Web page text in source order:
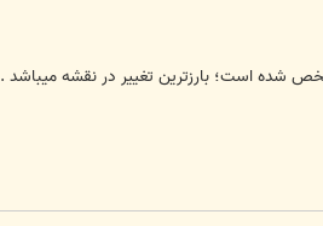
شده است؛ بارزترین تغییر در نقشه میباشد .